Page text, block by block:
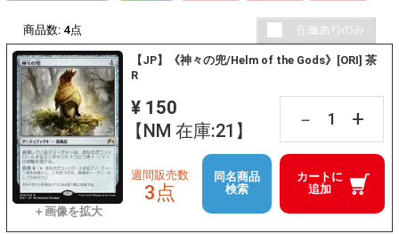
商品数: 4点
【JP】《神々の兜/Helm of the Gods》[ORI] 茶
R
¥ 150
【NM 在庫:21】
－ +
カートに
追加
週間販売数
3点
同名商品
検索